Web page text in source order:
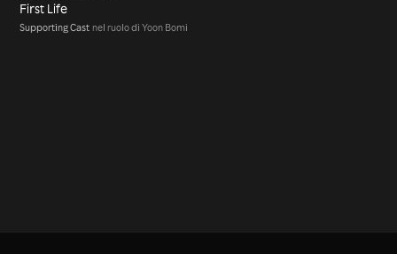
First Life
Supporting Cast nel ruolo di Yoon Bomi